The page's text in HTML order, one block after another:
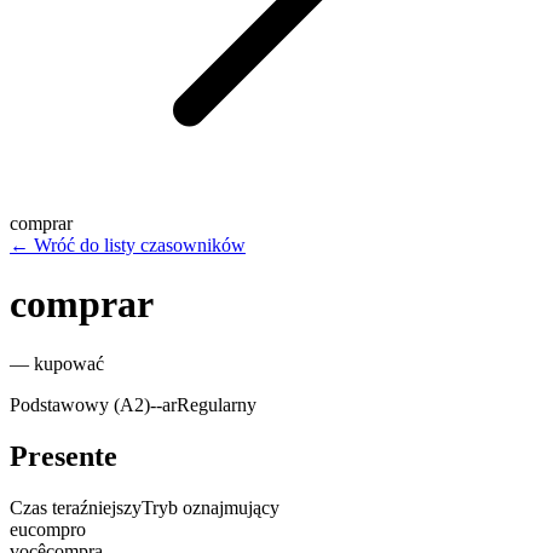
comprar
← Wróć do listy czasowników
comprar
— kupować
Podstawowy (A2)--arRegularny
Presente
Czas teraźniejszyTryb oznajmujący
eucompro